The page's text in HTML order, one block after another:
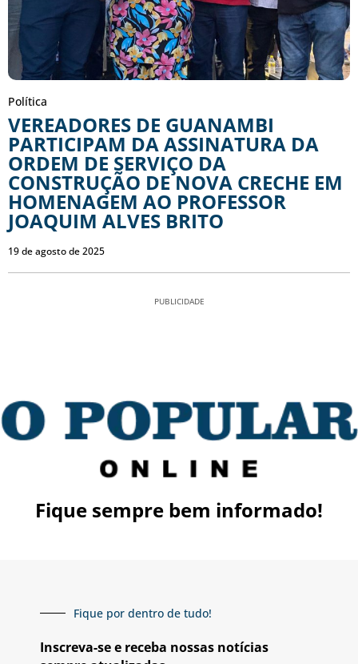
Política
VEREADORES DE GUANAMBI
PARTICIPAM DA ASSINATURA DA
ORDEM DE SERVIÇO DA
CONSTRUÇÃO DE NOVA CRECHE EM
HOMENAGEM AO PROFESSOR
JOAQUIM ALVES BRITO
19 de agosto de 2025
PUBLICIDADE
Fique sempre bem informado!
Fique por dentro de tudo!
Inscreva-se e receba nossas notícias